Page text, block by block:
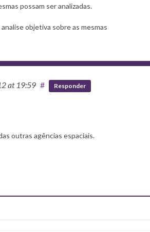
possam ser analizadas.
objetiva sobre as mesmas
at 19:59 # Responder
outras agências espaciais.